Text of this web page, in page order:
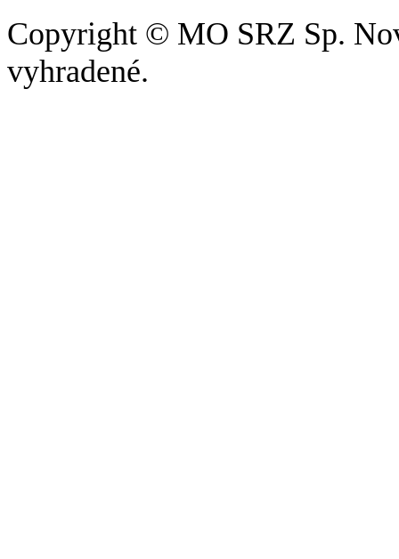
Copyright © MO SRZ Sp.
vyhradené.